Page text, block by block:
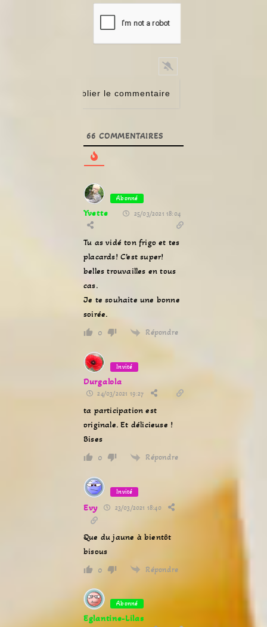
66 COMMENTAIRES
Abonné
Yvette 25/03/2021 18:04
Tu as vidé ton frigo et tes
placards! C’est super!
belles trouvailles en tous
cas.
Je te souhaite une bonne
soirée.
0 Répondre
Invité
Durgalola
24/03/2021 19:27
ta participation est
originale. Et délicieuse !
Bises
0 Répondre
Invité
Evy 23/03/2021 18:40
Que du jaune à bientôt
bisous
0 Répondre
Abonné
Eglantine-Lilas